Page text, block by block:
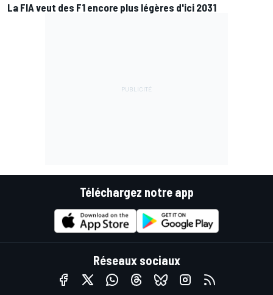
La FIA veut des F1 encore plus légères d'ici 2031
Téléchargez notre app
Réseaux sociaux